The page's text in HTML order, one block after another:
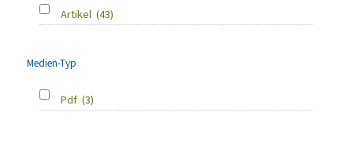
Artikel (43)
Medien-Typ
Pdf (3)